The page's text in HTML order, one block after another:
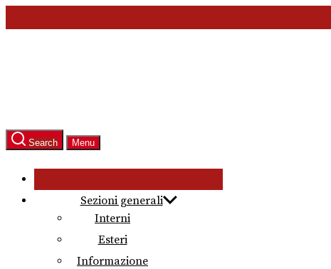
to
Search Menu
Sezioni generali
Interni
Esteri
Informazione